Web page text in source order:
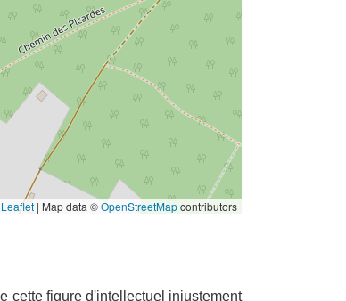
Leaflet | Map data ©OpenStreetMapcontributors
cette figure d'intellectuel injustement